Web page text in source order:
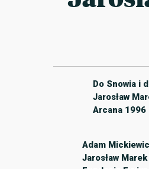
Do Snowia i
Jarosław
Arcana 1996
Adam
Jarosław